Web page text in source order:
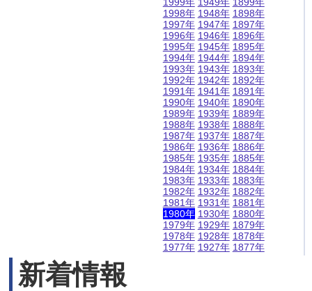
1998年
1997年
1996年
1995年
1994年
1993年
1992年
1991年
1990年
1989年
1988年
1987年
1986年
1985年
1984年
1983年
1982年
1981年
1980年
1979年
1978年
1977年
1948年
1947年
1946年
1945年
1944年
1943年
1942年
1941年
1940年
1939年
1938年
1937年
1936年
1935年
1934年
1933年
1932年
1931年
1930年
1929年
1928年
1927年
1898年
1897年
1896年
1895年
1894年
1893年
1892年
1891年
1890年
1889年
1888年
1887年
1886年
1885年
1884年
1883年
1882年
1881年
1880年
1879年
1878年
1877年
新着情報